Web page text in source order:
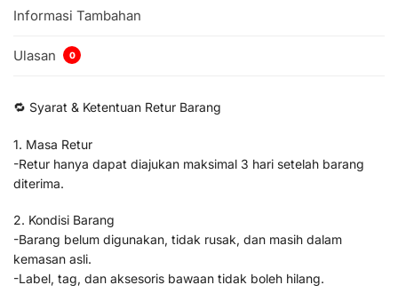
Informasi Tambahan
Ulasan 0
🔁 Syarat & Ketentuan Retur Barang
1. Masa Retur
-Retur hanya dapat diajukan maksimal 3 hari setelah barang
diterima.
2. Kondisi Barang
-Barang belum digunakan, tidak rusak, dan masih dalam
kemasan asli.
-Label, tag, dan aksesoris bawaan tidak boleh hilang.